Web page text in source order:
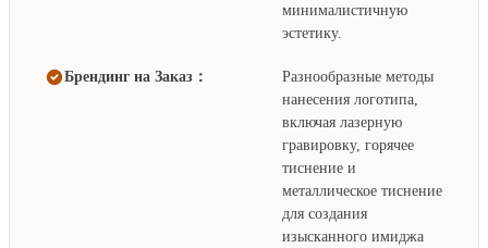
минималистичную
эстетику.
Брендинг на Заказ：
Разнообразные методы
нанесения логотипа,
включая лазерную
гравировку, горячее
тиснение и
металлическое тиснение
для создания
изысканного имиджа